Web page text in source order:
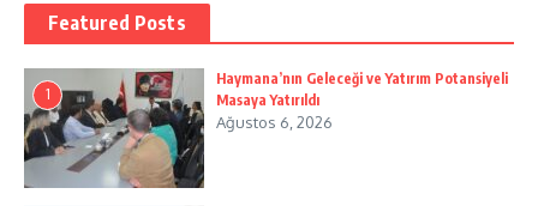
Featured Posts
1
Haymana’nın Geleceği ve Yatırım Potansiyeli
Masaya Yatırıldı
Ağustos 6, 2026